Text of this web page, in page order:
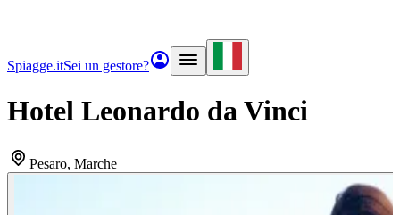
Spiagge.itSei un gestore?
Hotel Leonardo da Vinci
Pesaro, Marche